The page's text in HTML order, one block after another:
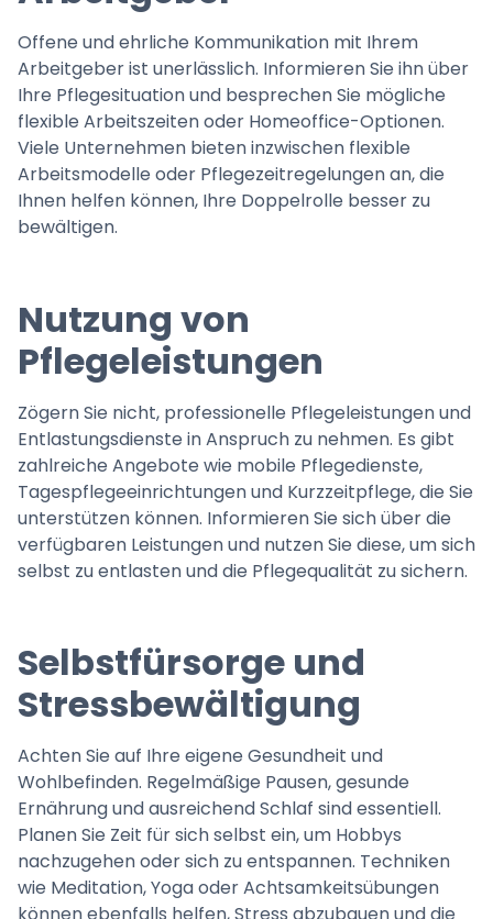
Offene und ehrliche Kommunikation mit Ihrem
Arbeitgeber ist unerlässlich. Informieren Sie ihn über
Ihre Pflegesituation und besprechen Sie mögliche
flexible Arbeitszeiten oder Homeoffice-Optionen.
Viele Unternehmen bieten inzwischen flexible
Arbeitsmodelle oder Pflegezeitregelungen an, die
Ihnen helfen können, Ihre Doppelrolle besser zu
bewältigen.
Nutzung von
Pflegeleistungen
Zögern Sie nicht, professionelle Pflegeleistungen und
Entlastungsdienste in Anspruch zu nehmen. Es gibt
zahlreiche Angebote wie mobile Pflegedienste,
Tagespflegeeinrichtungen und Kurzzeitpflege, die Sie
unterstützen können. Informieren Sie sich über die
verfügbaren Leistungen und nutzen Sie diese, um sich
selbst zu entlasten und die Pflegequalität zu sichern.
Selbstfürsorge und
Stressbewältigung
Achten Sie auf Ihre eigene Gesundheit und
Wohlbefinden. Regelmäßige Pausen, gesunde
Ernährung und ausreichend Schlaf sind essentiell.
Planen Sie Zeit für sich selbst ein, um Hobbys
nachzugehen oder sich zu entspannen. Techniken
wie Meditation, Yoga oder Achtsamkeitsübungen